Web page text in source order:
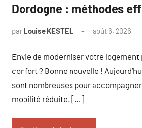
Dordogne : méthodes
par Louise KESTEL août 6, 2026
Envie de moderniser votre logement
confort ? Bonne nouvelle !
sont nombreuses pour
mobilité réduite. […]